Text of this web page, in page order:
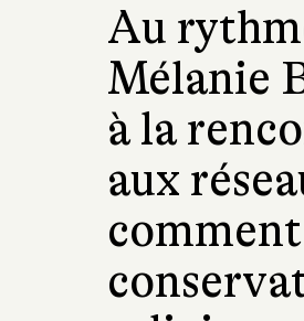
Au
Mélanie
à la
aux